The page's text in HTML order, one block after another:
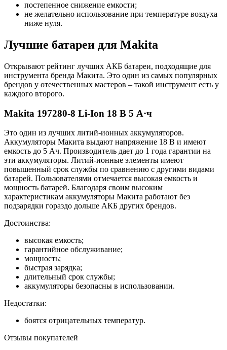
постепенное снижение емкости;
не желательно использование при температуре воздуха
ниже нуля.
Лучшие батареи для Makita
Открывают рейтинг лучших АКБ батареи, подходящие для
инструмента бренда Макита. Это один из самых популярных
брендов у отечественных мастеров – такой инструмент есть у
каждого второго.
Makita 197280-8 Li-Ion 18 В 5 А·ч
Это один из лучших литий-ионных аккумуляторов.
Аккумуляторы Макита выдают напряжение 18 В и имеют
емкость до 5 Ач. Производитель дает до 1 года гарантии на
эти аккумуляторы. Литий-ионные элементы имеют
повышенный срок службы по сравнению с другими видами
батарей. Пользователями отмечается высокая емкость и
мощность батарей. Благодаря своим высоким
характеристикам аккумуляторы Макита работают без
подзарядки гораздо дольше АКБ других брендов.
Достоинства:
высокая емкость;
гарантийное обслуживание;
мощность;
быстрая зарядка;
длительный срок службы;
аккумуляторы безопасны в использовании.
Недостатки:
боятся отрицательных температур.
Отзывы покупателей